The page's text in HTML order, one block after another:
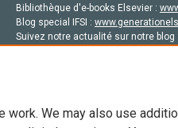
Bibliothèque d'e-books Elsevier :
Blog special IFSI :
Suivez notre actualité sur notre blog :
work. We may also use